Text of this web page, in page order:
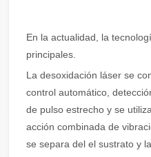
sobresalientes de las
En la actualidad, la
principales.
La desoxidación láser se
control automático,
de pulso estrecho y se
acción combinada de
se separa del el sustrato y